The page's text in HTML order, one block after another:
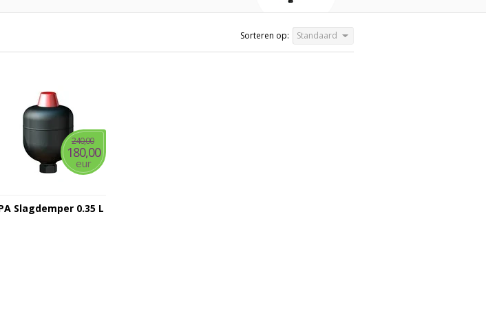
Sorteren op: Standaard
240,00
180,00
eur
Slagdemper 0.35 L